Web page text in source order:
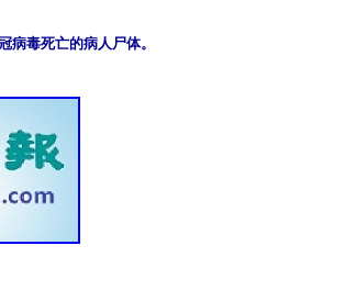
病毒死亡的病人尸体。